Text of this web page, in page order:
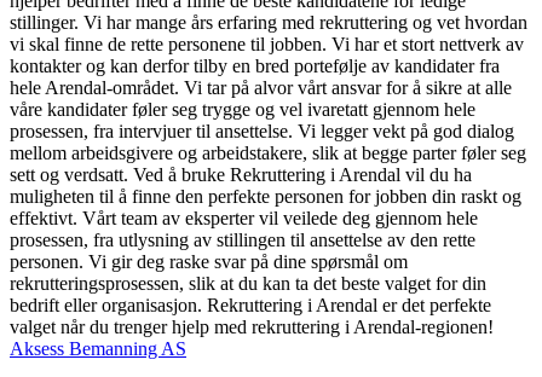
stillinger. Vi har mange års erfaring med rekruttering og vet hvordan
vi skal finne de rette personene til jobben. Vi har et stort nettverk av
kontakter og kan derfor tilby en bred portefølje av kandidater fra
hele Arendal-området. Vi tar på alvor vårt ansvar for å sikre at alle
våre kandidater føler seg trygge og vel ivaretatt gjennom hele
prosessen, fra intervjuer til ansettelse. Vi legger vekt på god dialog
mellom arbeidsgivere og arbeidstakere, slik at begge parter føler seg
sett og verdsatt. Ved å bruke Rekruttering i Arendal vil du ha
muligheten til å finne den perfekte personen for jobben din raskt og
effektivt. Vårt team av eksperter vil veilede deg gjennom hele
prosessen, fra utlysning av stillingen til ansettelse av den rette
personen. Vi gir deg raske svar på dine spørsmål om
rekrutteringsprosessen, slik at du kan ta det beste valget for din
bedrift eller organisasjon. Rekruttering i Arendal er det perfekte
valget når du trenger hjelp med rekruttering i Arendal-regionen!
Aksess Bemanning AS